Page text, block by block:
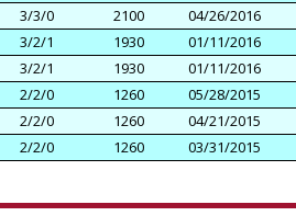
3/3/0 2100
04/26/2016
3/2/1 1930
01/11/2016
3/2/1 1930
01/11/2016
2/2/0 1260
05/28/2015
2/2/0 1260
04/21/2015
2/2/0 1260 03/31/2015